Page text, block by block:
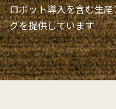
ロボット導入を含む生
グを提供しています